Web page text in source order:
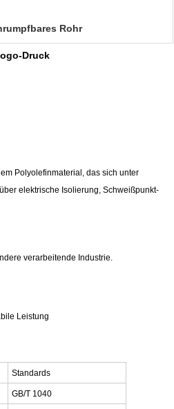
Rohr
Druck
Polyolefinmaterial, das sich unter
elektrische Isolierung, Schweißpunkt-
verarbeitende Industrie.
Leistung
Standards
GB/T 1040